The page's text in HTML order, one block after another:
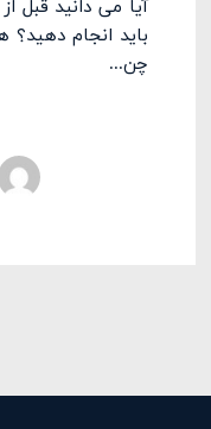
باید انجام
چن...